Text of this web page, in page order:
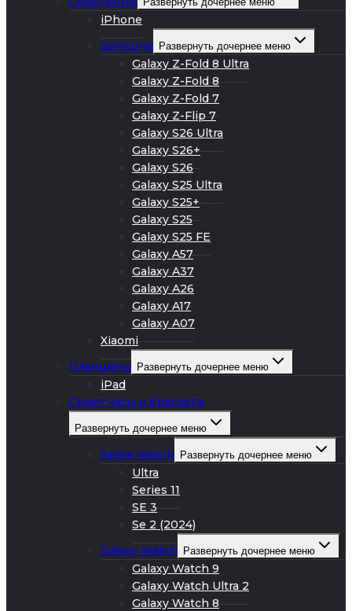
iPhone
Samsung
Развернуть дочернее меню
Galaxy Z-Fold 8 Ultra
Galaxy Z-Fold 8
Galaxy Z-Fold 7
Galaxy Z-Flip 7
Galaxy S26 Ultra
Galaxy S26+
Galaxy S26
Galaxy S25 Ultra
Galaxy S25+
Galaxy S25
Galaxy S25 FE
Galaxy A57
Galaxy A37
Galaxy A26
Galaxy A17
Galaxy A07
Xiaomi
Планшеты
Развернуть дочернее меню
iPad
Смарт часы и браслеты
Развернуть дочернее меню
Apple Watch Развернуть дочернее меню
Ultra
Series 11
SE 3
Se 2 (2024)
Galaxy Watch
Развернуть дочернее меню
Galaxy Watch 9
Galaxy Watch Ultra 2
Galaxy Watch 8